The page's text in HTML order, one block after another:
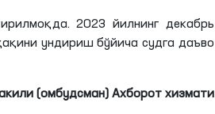
. 2023 йилнинг декабрь
ундириш бўйича судга даъво
(омбудсман) Ахборот хизмати